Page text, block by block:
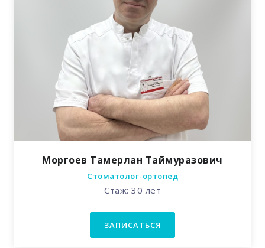
Моргоев Тамерлан Таймуразович
Стоматолог-ортопед
Стаж: 30 лет
ЗАПИСАТЬСЯ